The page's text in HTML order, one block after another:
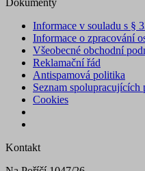
Dokumenty
Informace v souladu s §
Informace o zpracování
Všeobecné obchodní
Reklamační řád
Antispamová politika
Seznam spolupracujících
Cookies
Kontakt